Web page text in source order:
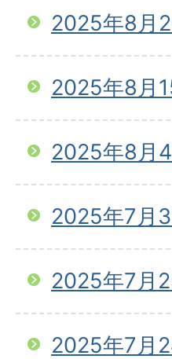
2025年8月
2025年8月
2025年8月
2025年7月
2025年7月
2025年7月